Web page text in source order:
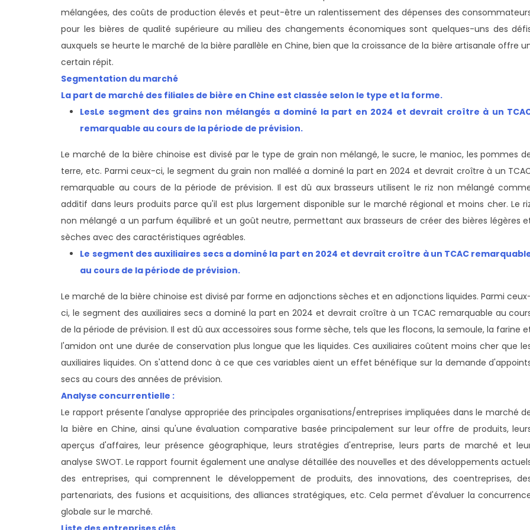
mélangées, des coûts de production élevés et peut-être un ralentissement des dépenses des
pour les bières de qualité supérieure au milieu des changements économiques sont quelques-uns des
auxquels se heurte le marché de la bière parallèle en Chine, bien que la croissance de la bière artisanale offre
certain répit.
Segmentation du marché
La part de marché des filiales de bière en Chine est classée selon le type et la forme.
LesLe segment des grains non mélangés a dominé la part en 2024 et devrait croître à un
remarquable au cours de la période de prévision.
Le marché de la bière chinoise est divisé par le type de grain non mélangé, le sucre, le manioc, les pommes
terre, etc. Parmi ceux-ci, le segment du grain non malléé a dominé la part en 2024 et devrait croître à un
remarquable au cours de la période de prévision. Il est dû aux brasseurs utilisent le riz non mélangé
additif dans leurs produits parce qu'il est plus largement disponible sur le marché régional et moins cher. Le
non mélangé a un parfum équilibré et un goût neutre, permettant aux brasseurs de créer des bières légères
sèches avec des caractéristiques agréables.
Le segment des auxiliaires secs a dominé la part en 2024 et devrait croître à un TCAC
au cours de la période de prévision.
Le marché de la bière chinoise est divisé par forme en adjonctions sèches et en adjonctions liquides. Parmi
ci, le segment des auxiliaires secs a dominé la part en 2024 et devrait croître à un TCAC remarquable au
de la période de prévision. Il est dû aux accessoires sous forme sèche, tels que les flocons, la semoule, la farine
l'amidon ont une durée de conservation plus longue que les liquides. Ces auxiliaires coûtent moins cher que
auxiliaires liquides. On s'attend donc à ce que ces variables aient un effet bénéfique sur la demande
secs au cours des années de prévision.
Analyse concurrentielle :
Le rapport présente l'analyse appropriée des principales organisations/entreprises impliquées dans le marché
la bière en Chine, ainsi qu'une évaluation comparative basée principalement sur leur offre de produits,
aperçus d'affaires, leur présence géographique, leurs stratégies d'entreprise, leurs parts de marché et
analyse SWOT. Le rapport fournit également une analyse détaillée des nouvelles et des développements
des entreprises, qui comprennent le développement de produits, des innovations, des coentreprises,
partenariats, des fusions et acquisitions, des alliances stratégiques, etc. Cela permet d'évaluer la
globale sur le marché.